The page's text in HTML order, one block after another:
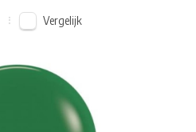
Vergelijk